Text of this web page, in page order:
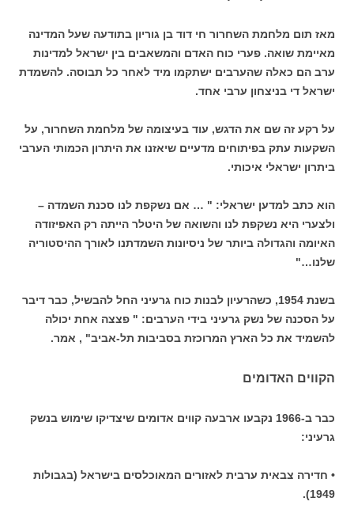
מאז תום מלחמת השחרור חי דוד בן גוריון בתודעה שעל המדינה
מאיימת שואה. פערי כוח האדם והמשאבים בין ישראל למדינות
ערב הם כאלה שהערבים ישתקמו מיד לאחר כל תבוסה. להשמדת
ישראל די בניצחון ערבי אחד.
על רקע זה שם את הדגש, עוד בעיצומה של מלחמת השחרור, על
השקעות עתק בפיתוחים מדעיים שיאזנו את היתרון הכמותי הערבי
ביתרון ישראלי איכותי.
הוא כתב למדען ישראלי: " … אם נשקפת לנו סכנת השמדה –
ולצערי היא נשקפת לנו והשואה של היטלר הייתה רק האפיזודה
האיומה והגדולה ביותר של ניסיונות השמדתנו לאורך ההיסטוריה
שלנו…"
בשנת 1954, כשהרעיון לבנות כוח גרעיני החל להבשיל, כבר דיבר
על הסכנה של נשק גרעיני בידי הערבים: " פצצה אחת יכולה
להשמיד את כל הארץ המרוכזת בסביבות תל-אביב" , אמר.
הקווים האדומים
כבר ב-1966 נקבעו ארבעה קווים אדומים שיצדיקו שימוש בנשק
גרעיני:
• חדירה צבאית ערבית לאזורים המאוכלסים בישראל (בגבולות
1949).